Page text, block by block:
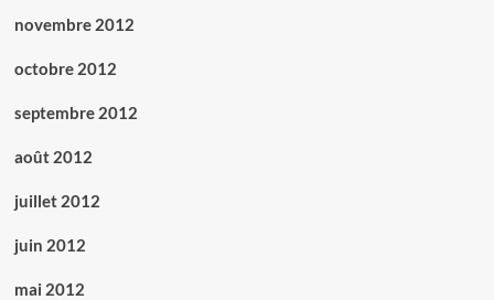
novembre 2012
octobre 2012
septembre 2012
août 2012
juillet 2012
juin 2012
mai 2012